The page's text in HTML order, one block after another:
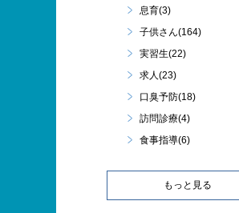
息育(3)
子供さん(164)
実習生(22)
求人(23)
口臭予防(18)
訪問診療(4)
食事指導(6)
もっと見る